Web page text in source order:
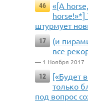
46
«[A
horse!»*]
штурмует
17
(и
все
— 1 Ноября 2017
12
[«Будет
только
под вопрос